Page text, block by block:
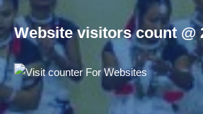
Website visitors count @